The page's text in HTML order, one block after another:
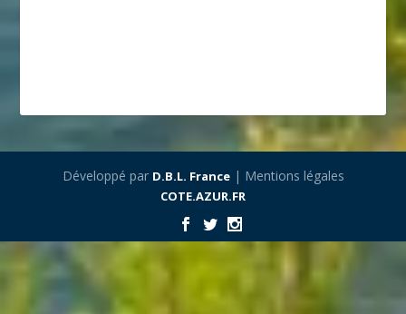
Développé par D.B.L. France| Mentions légales
COTE.AZUR.FR